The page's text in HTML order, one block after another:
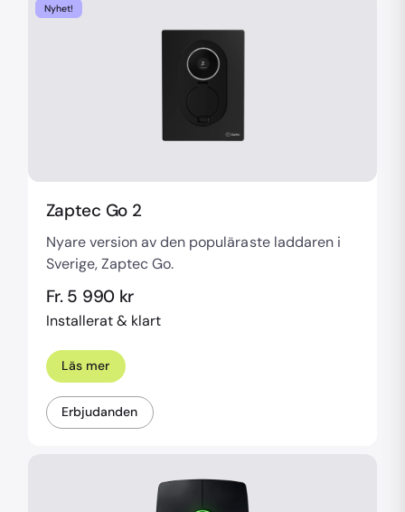
Nyhet!
Zaptec Go 2
Nyare version av den populäraste laddaren i
Sverige, Zaptec Go.
Fr. 5 990 kr
Installerat & klart
Läs mer
Erbjudanden